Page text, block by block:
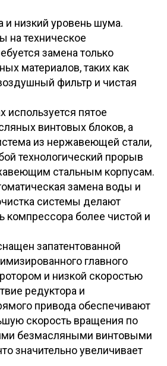
и низкий уровень шума.
на техническое
замена только
материалов, таких как
фильтр и чистая
пятое
винтовых блоков, а
из нержавеющей стали,
технологический прорыв
стальным корпусам.
замена воды и
системы делают
компрессора более чистой и
запатентованной
главного
и низкой скоростью
редуктора и
привода обеспечивают
скорость вращения по
безмасляными винтовыми
значительно увеличивает